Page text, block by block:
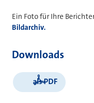
Ein Foto für Ihre
Bildarchiv.
Downloads
als PDF